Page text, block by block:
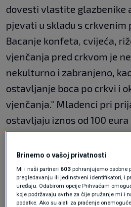
dovesti vlastite glazbenike
pjevati u skladu s crkvenim
Bacanje konfeta, cvijeća,
vjenčanja pred crkvom je
nekulturno i zabranjeno,
ostavljanje boca po crkvi i
vjenčanja." Mladenci pri
ostavljaju iznos od 100 eura
prostor oko crkve ostavi
dobivaju natrag ako je sve u
župnik.
U obavijesti na Facebook
Brinemo o vašoj privatnosti
Mi i naši partneri 603 pohranjujemo osobne
pregledavanju ili jedinstveni identifikatori, i
uređaju. Odabirom opcije Prihvaćam
koje podržavaju svrhe za čije pružanje mi i
podatke. Ako su alati za praćenje